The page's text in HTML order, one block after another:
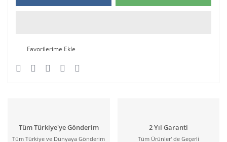
Tüm Türkiye'ye Gönderim
Tüm Türkiye ve Dünyaya Gönderim
2 Yıl Garanti
Tüm Ürünler' de Geçerli